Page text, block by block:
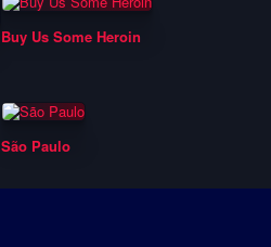
Buy Us Some Heroin
São Paulo